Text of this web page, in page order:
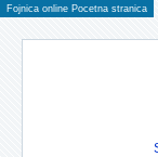
Fojnica online Pocetna stranica